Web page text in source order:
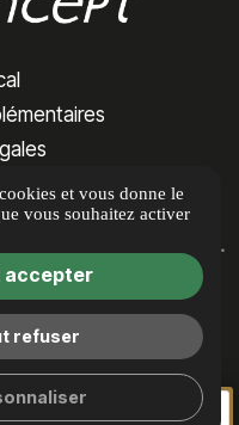
et vous donne le
vous souhaitez activer
accepter
refuser